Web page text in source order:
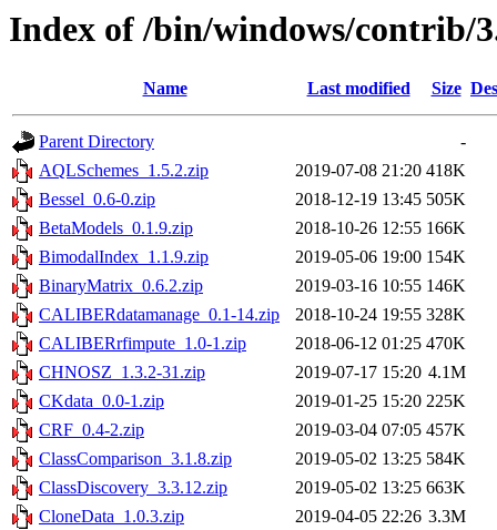
Index of /bin/windows/contrib/
Name Last modified Size
Parent Directory
-
AQLSchemes_1.5.2.zip
2019-07-08 21:20 418K
Bessel_0.6-0.zip
2018-12-19 13:45 505K
BetaModels_0.1.9.zip
2018-10-26 12:55 166K
BimodalIndex_1.1.9.zip
2019-05-06 19:00 154K
BinaryMatrix_0.6.2.zip
2019-03-16 10:55 146K
CALIBERdatamanage_0.1-14.zip
2018-10-24 19:55 328K
CALIBERrfimpute_1.0-1.zip
2018-06-12 01:25 470K
CHNOSZ_1.3.2-31.zip
2019-07-17 15:20 4.1M
CKdata_0.0-1.zip
2019-01-25 15:20 225K
CRF_0.4-2.zip
2019-03-04 07:05 457K
ClassComparison_3.1.8.zip
2019-05-02 13:25 584K
ClassDiscovery_3.3.12.zip
2019-05-02 13:25 663K
CloneData_1.0.3.zip
2019-04-05 22:26 3.3M